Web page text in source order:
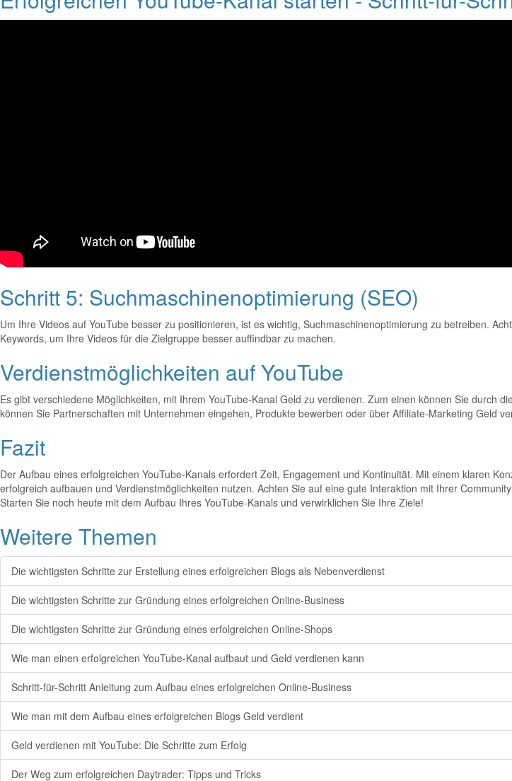
Schritt 5: Suchmaschinenoptimierung (SEO)
Um Ihre Videos auf YouTube besser zu positionieren, ist es wichtig, Suchmaschinenoptimierung zu betreiben.
Keywords, um Ihre Videos für die Zielgruppe besser auffindbar zu machen.
Verdienstmöglichkeiten auf YouTube
Es gibt verschiedene Möglichkeiten, mit Ihrem YouTube-Kanal Geld zu verdienen. Zum einen können Sie durch
können Sie Partnerschaften mit Unternehmen eingehen, Produkte bewerben oder über Affiliate-Marketing Geld
Fazit
Der Aufbau eines erfolgreichen YouTube-Kanals erfordert Zeit, Engagement und Kontinuität. Mit einem klaren
erfolgreich aufbauen und Verdienstmöglichkeiten nutzen. Achten Sie auf eine gute Interaktion mit Ihrer
Starten Sie noch heute mit dem Aufbau Ihres YouTube-Kanals und verwirklichen Sie Ihre Ziele!
Weitere Themen
Die wichtigsten Schritte zur Erstellung eines erfolgreichen Blogs als Nebenverdienst
Die wichtigsten Schritte zur Gründung eines erfolgreichen Online-Business
Die wichtigsten Schritte zur Gründung eines erfolgreichen Online-Shops
Wie man einen erfolgreichen YouTube-Kanal aufbaut und Geld verdienen kann
Schritt-für-Schritt Anleitung zum Aufbau eines erfolgreichen Online-Business
Wie man mit dem Aufbau eines erfolgreichen Blogs Geld verdient
Geld verdienen mit YouTube: Die Schritte zum Erfolg
Der Weg zum erfolgreichen Daytrader: Tipps und Tricks